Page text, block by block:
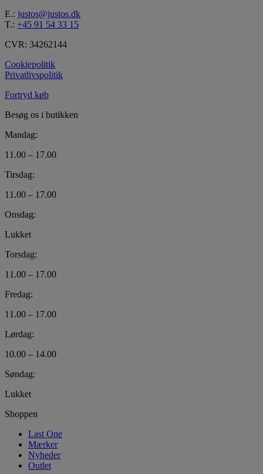
E.: justos@justos.dk
T.: +45 91 54 33 15
CVR: 34262144
Cookiepolitik
Privatlivspolitik
Fortryd køb
Besøg os i butikken
Mandag:
11.00 – 17.00
Tirsdag:
11.00 – 17.00
Onsdag:
Lukket
Torsdag:
11.00 – 17.00
Fredag:
11.00 – 17.00
Lørdag:
10.00 – 14.00
Søndag:
Lukket
Shoppen
Last One
Mærker
Nyheder
Outlet